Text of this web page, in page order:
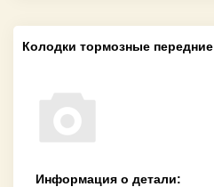
Колодки тормозные передние
Информация о детали: